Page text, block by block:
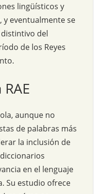
lingüísticos y
eventualmente se
del
de los Reyes
aunque no
de palabras más
la inclusión de
en el lenguaje
Su estudio ofrece